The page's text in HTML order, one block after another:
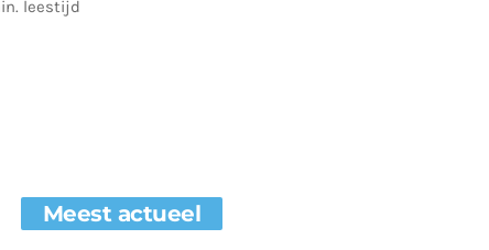
leestijd
Meest actueel